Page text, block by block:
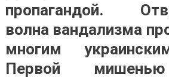
пропагандой.
волна вандализма
многим
Первой